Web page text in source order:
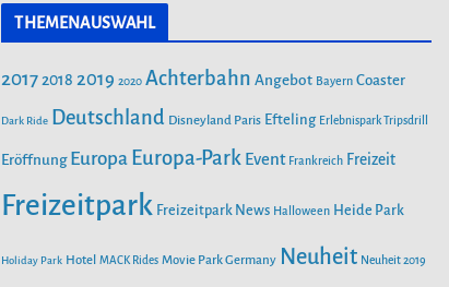
BEGRÜSST HAWAII
55 JAHRE FREIZEIT-LAND
UNVERGESSLICHE ERINNERUNGEN
o
o
t
g
r
T
b
e
THEMENAUSWAHL
2017 2018 2019 2020 Achterbahn Angebot Bayern Coaster
Dark Ride Deutschland Disneyland Paris Efteling Erlebnispark Tripsdrill
Eröffnung Europa Europa-Park Event Frankreich Freizeit
Freizeitpark Freizeitpark News Halloween Heide Park
Holiday Park Hotel MACK Rides Movie Park Germany Neuheit Neuheit 2019